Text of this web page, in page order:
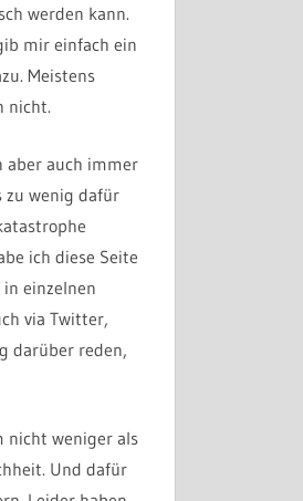
werden kann.
mir einfach ein
Meistens
nicht.
aber auch immer
zu wenig dafür
ich diese Seite
einzelnen
via Twitter,
darüber reden,
nicht weniger als
Und dafür